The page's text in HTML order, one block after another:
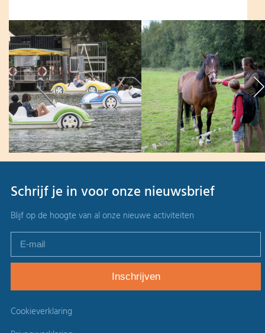
Schrijf je in voor onze nieuwsbrief
Blijf op de hoogte van al onze nieuwe activiteiten
Cookieverklaring